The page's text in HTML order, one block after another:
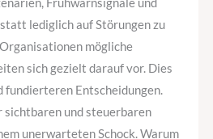
Frühwarnsignale und
lediglich auf Störungen zu
mögliche
sich gezielt darauf vor. Dies
fundierteren Entscheidungen.
sichtbaren und steuerbaren
unerwarteten Schock. Warum